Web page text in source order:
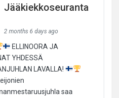
Jääkiekkoseuranta
2 months 6 days ago
ELLINOORA JA
YHDESSÄ
LAVALLA!
saa